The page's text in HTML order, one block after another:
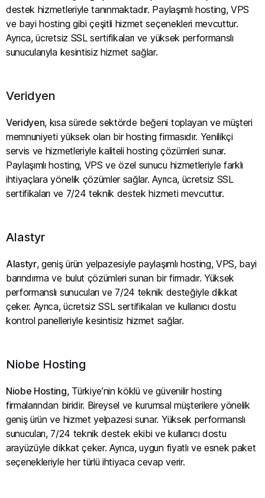
destek hizmetleriyle tanınmaktadır. Paylaşımlı hosting, VPS
ve bayi hosting gibi çeşitli hizmet seçenekleri mevcuttur.
Ayrıca, ücretsiz SSL sertifikaları ve yüksek performanslı
sunucularıyla kesintisiz hizmet sağlar.
Veridyen
Veridyen, kısa sürede sektörde beğeni toplayan ve müşteri
memnuniyeti yüksek olan bir hosting firmasıdır. Yenilikçi
servis ve hizmetleriyle kaliteli hosting çözümleri sunar.
Paylaşımlı hosting, VPS ve özel sunucu hizmetleriyle farklı
ihtiyaçlara yönelik çözümler sağlar. Ayrıca, ücretsiz SSL
sertifikaları ve 7/24 teknik destek hizmeti mevcuttur.
Alastyr
Alastyr, geniş ürün yelpazesiyle paylaşımlı hosting, VPS, bayi
barındırma ve bulut çözümleri sunan bir firmadır. Yüksek
performanslı sunucuları ve 7/24 teknik desteğiyle dikkat
çeker. Ayrıca, ücretsiz SSL sertifikaları ve kullanıcı dostu
kontrol panelleriyle kesintisiz hizmet sağlar.
Niobe Hosting
Niobe Hosting, Türkiye’nin köklü ve güvenilir hosting
firmalarından biridir. Bireysel ve kurumsal müşterilere yönelik
geniş ürün ve hizmet yelpazesi sunar. Yüksek performanslı
sunucuları, 7/24 teknik destek ekibi ve kullanıcı dostu
arayüzüyle dikkat çeker. Ayrıca, uygun fiyatlı ve esnek paket
seçenekleriyle her türlü ihtiyaca cevap verir.